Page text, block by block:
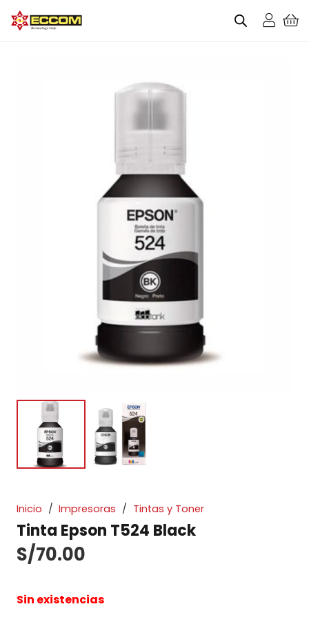
Inicio / Impresoras / Tintas y Toner
Tinta Epson T524 Black
S/70.00
Sin existencias